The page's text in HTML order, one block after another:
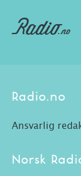
Radio.no
Ansvarlig
Norsk